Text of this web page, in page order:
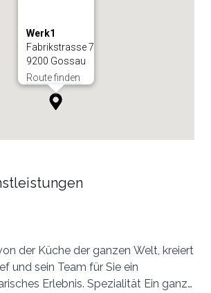
Werk1
Fabrikstrasse 7
9200 Gossau
Route finden
der Küche der ganzen Welt, kreiert
und sein Team für Sie ein
Spezialität Ein ganz